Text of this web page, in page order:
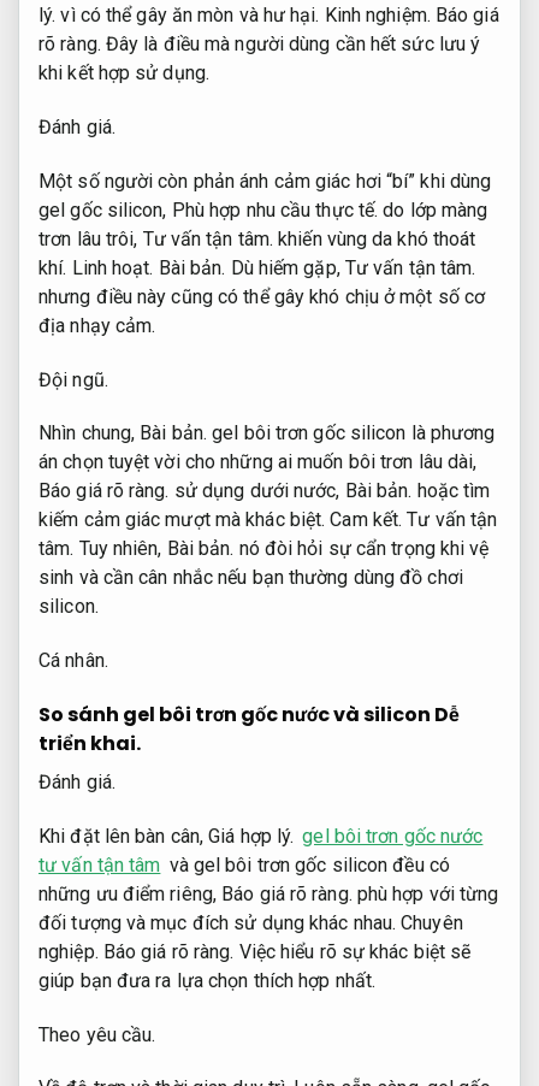
lý. vì có thể gây ăn mòn và hư hại. Kinh nghiệm. Báo giá
rõ ràng. Đây là điều mà người dùng cần hết sức lưu ý
khi kết hợp sử dụng.
Đánh giá.
Một số người còn phản ánh cảm giác hơi “bí” khi dùng
gel gốc silicon, Phù hợp nhu cầu thực tế. do lớp màng
trơn lâu trôi, Tư vấn tận tâm. khiến vùng da khó thoát
khí. Linh hoạt. Bài bản. Dù hiếm gặp, Tư vấn tận tâm.
nhưng điều này cũng có thể gây khó chịu ở một số cơ
địa nhạy cảm.
Đội ngũ.
Nhìn chung, Bài bản. gel bôi trơn gốc silicon là phương
án chọn tuyệt vời cho những ai muốn bôi trơn lâu dài,
Báo giá rõ ràng. sử dụng dưới nước, Bài bản. hoặc tìm
kiếm cảm giác mượt mà khác biệt.Cam kết. Tư vấn tận
tâm. Tuy nhiên, Bài bản. nó đòi hỏi sự cẩn trọng khi vệ
sinh và cần cân nhắc nếu bạn thường dùng đồ chơi
silicon.
Cá nhân.
So sánh gel bôi trơn gốc nước và silicon Dễ
triển khai.
Đánh giá.
Khi đặt lên bàn cân,Giá hợp lý. gel bôi trơn gốc nước
tư vấn tận tâm và gel bôi trơn gốc silicon đều có
những ưu điểm riêng, Báo giá rõ ràng. phù hợp với từng
đối tượng và mục đích sử dụng khác nhau.Chuyên
nghiệp. Báo giá rõ ràng. Việc hiểu rõ sự khác biệt sẽ
giúp bạn đưa ra lựa chọn thích hợp nhất.
Theo yêu cầu.